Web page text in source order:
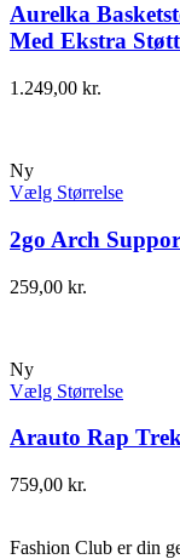
Aurelka
Med Ekstra
1.249,00 kr.
Ny
Vælg Størrelse
2go Arch
259,00 kr.
Ny
Vælg Størrelse
Arauto Rap
759,00 kr.
Fashion Club er din